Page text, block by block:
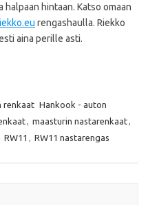
hintaan. Katso omaan
rengashaulla. Riekko
aina perille asti.
renkaat Hankook - auton
, maasturin nastarenkaat,
RW11 , RW11 nastarengas